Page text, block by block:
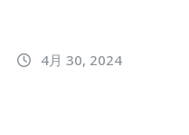
4月 30, 2024